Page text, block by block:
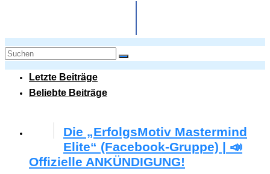
Letzte Beiträge
Beliebte Beiträge
Die „ErfolgsMotiv Mastermind
Elite“ (Facebook-Gruppe) | 📣
Offizielle ANKÜNDIGUNG!